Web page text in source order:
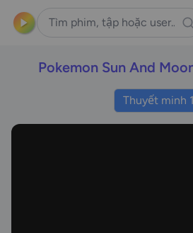
Pokemon Sun And
Thuyết minh 1